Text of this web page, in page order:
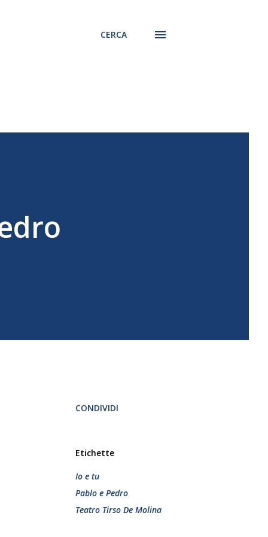
CERCA
CONDIVIDI
Etichette
Io e tu
Pablo e Pedro
Teatro Tirso De Molina